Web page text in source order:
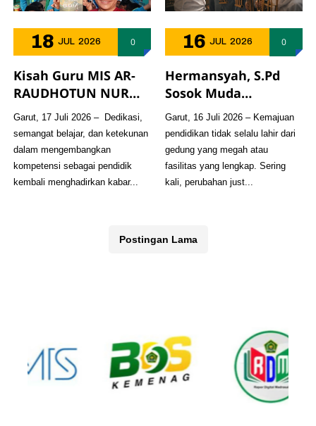
18 JUL 2026 0
Kisah Guru MIS AR-
RAUDHOTUN NUR
Diabadikan dalam
Buku "Inspirasi dari
Pelosok Negeri",
Bukti Semangat
Belajar yang Tak
Garut, 17 Juli 2026 – Dedikasi,
semangat belajar, dan ketekunan
dalam mengembangkan
kompetensi sebagai pendidik
kembali menghadirkan kabar...
16 JUL 2026 0
Hermansyah, S.Pd
Sosok Muda
Penggerak Madrasah
yang Mengabdikan
Diri untuk
Perubahan
Pendidikan dan
Garut, 16 Juli 2026 – Kemajuan
pendidikan tidak selalu lahir dari
gedung yang megah atau
fasilitas yang lengkap. Sering
kali, perubahan just...
Postingan Lama